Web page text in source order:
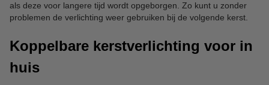
als deze voor langere tijd wordt opgeborgen. Zo kunt u zonder
problemen de verlichting weer gebruiken bij de volgende kerst.
Koppelbare kerstverlichting voor in
huis